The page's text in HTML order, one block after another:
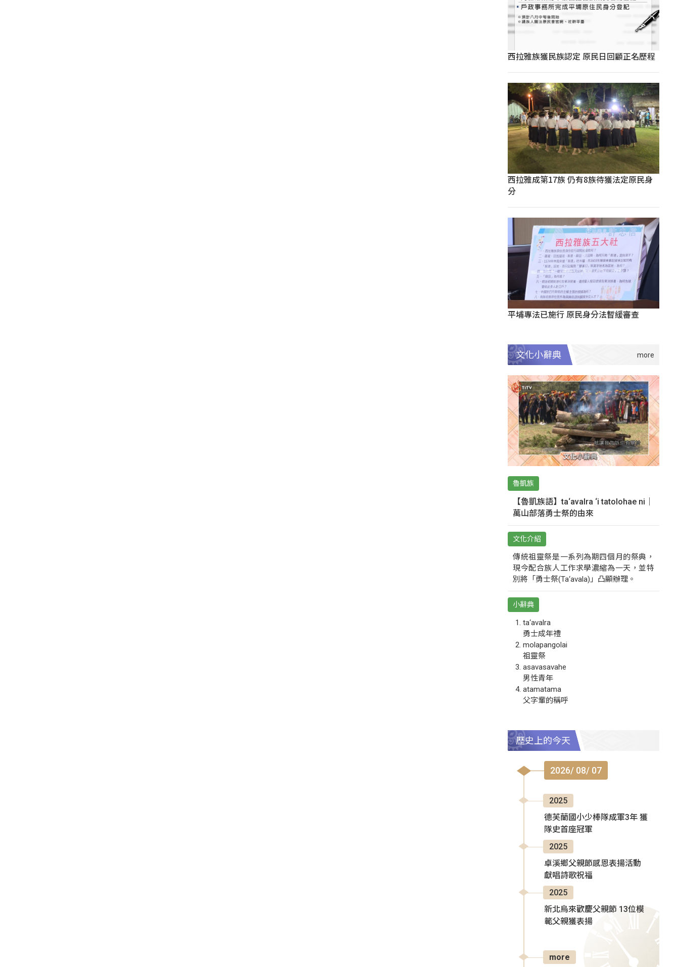
西拉雅族獲民族認定 原民日回顧正名歷程
西拉雅成第17族 仍有8族待獲法定原民身
分
平埔專法已施行 原民身分法暫緩審查
文化小辭典
魯凱族
【魯凱族語】ta‘avalra ‘i tatolohae ni｜
萬山部落勇士祭的由來
文化介紹
傳統祖靈祭是一系列為期四個月的祭典，
現今配合族人工作求學濃縮為一天，並特
別將「勇士祭(Ta‘avala)」凸顯辦理。
小辭典
ta‘avalra
勇士成年禮
molapangolai
祖靈祭
asavasavahe
男性青年
atamatama
父字輩的稱呼
歷史上的今天
2026/ 08/ 07
2025
德芙蘭國小少棒隊成軍3年 獲
隊史首座冠軍
2025
卓溪鄉父親節感恩表揚活動
獻唱詩歌祝福
2025
新北烏來歡慶父親節 13位模
範父親獲表揚
more